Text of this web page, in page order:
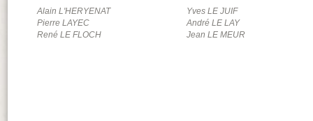
Alain L'HERYENAT Yves LE JUIF
Pierre LAYEC André LE LAY
René LE FLOCH Jean LE MEUR